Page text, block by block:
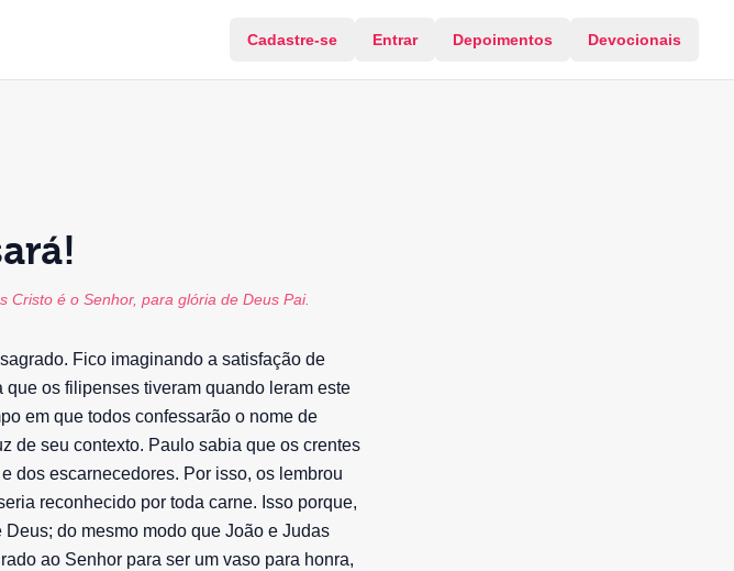
Cadastre-se Entrar Depoimentos Devocionais
é o Senhor, para glória de Deus Pai.
Fico imaginando a satisfação de
os filipenses tiveram quando leram este
em que todos confessarão o nome de
de seu contexto. Paulo sabia que os crentes
dos escarnecedores. Por isso, os lembrou
reconhecido por toda carne. Isso porque,
do mesmo modo que João e Judas
ao Senhor para ser um vaso para honra,